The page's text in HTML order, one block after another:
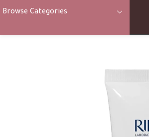
Browse Categories